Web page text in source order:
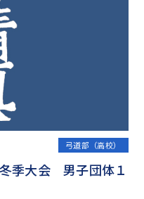
弓道部（高校）
冬季大会 男子団体１